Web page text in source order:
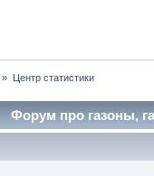
» Центр статистики
Форум про газоны,